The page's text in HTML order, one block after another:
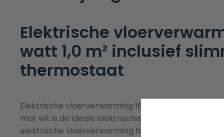
Elektrische
watt 1,0 m² inclusief
thermostaat
Elektrische vloerverwarming 160 watt 1,0 m²
mat wit is de ideale elektrische vloerverwarming
elektrische vloerverwarming heeft een vermogen